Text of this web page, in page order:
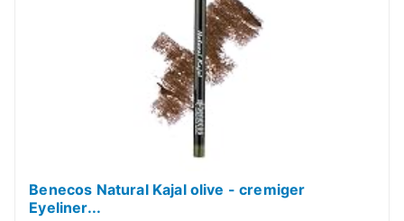
Benecos Natural Kajal olive - cremiger
Eyeliner...